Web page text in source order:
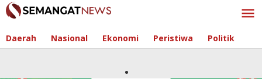
Skip
to
Daerah Nasional Ekonomi Peristiwa Politik